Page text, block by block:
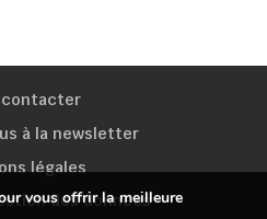
contacter
à la newsletter
légales
des données
vous offrir la meilleure